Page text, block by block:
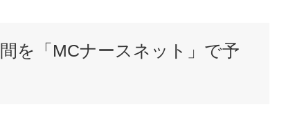
を「MCナースネット」で予